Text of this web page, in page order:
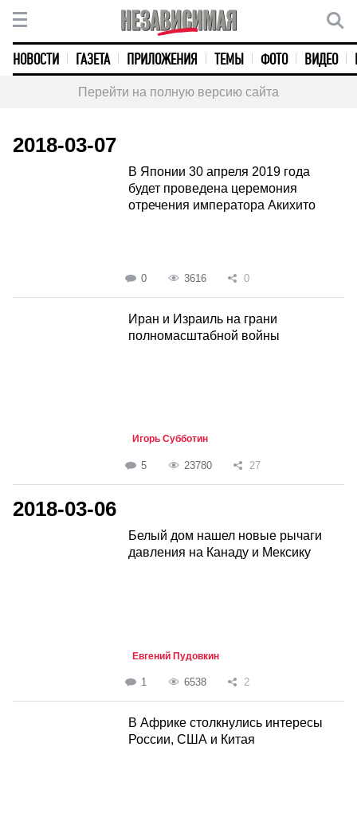
НОВОСТИ ГАЗЕТА ПРИЛОЖЕНИЯ ТЕМЫ ФОТО ВИДЕО
Перейти на полную версию сайта
2018-03-07
В Японии 30 апреля 2019 года
будет проведена церемония
отречения императора Акихито
0 3616 0
Иран и Израиль на грани
полномасштабной войны
Игорь Субботин
5 23780 27
2018-03-06
Белый дом нашел новые рычаги
давления на Канаду и Мексику
Евгений Пудовкин
1 6538 2
В Африке столкнулись интересы
России, США и Китая